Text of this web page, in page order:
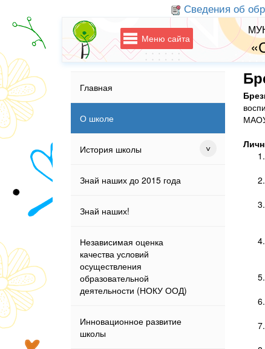
Сведения об
Меню сайта
Главная
О школе
История школы
Знай наших до 2015 года
Знай наших!
Независимая оценка
качества условий
осуществления
образовательной
деятельности (НОКУ ООД)
Инновационное развитие
школы